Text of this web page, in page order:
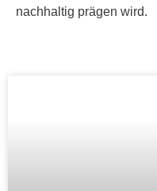
nachhaltig prägen wird.